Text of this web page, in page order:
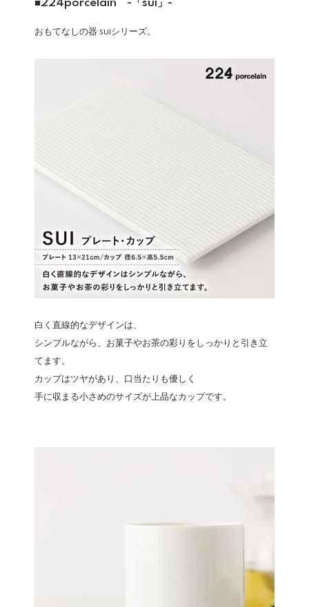
■224porcelain -「sui」-
おもてなしの器 suiシリーズ。
白く直線的なデザインは、
シンプルながら、お菓子やお茶の彩りをしっかりと引き立
てます。
カップはツヤがあり、口当たりも優しく
手に収まる小さめのサイズが上品なカップです。